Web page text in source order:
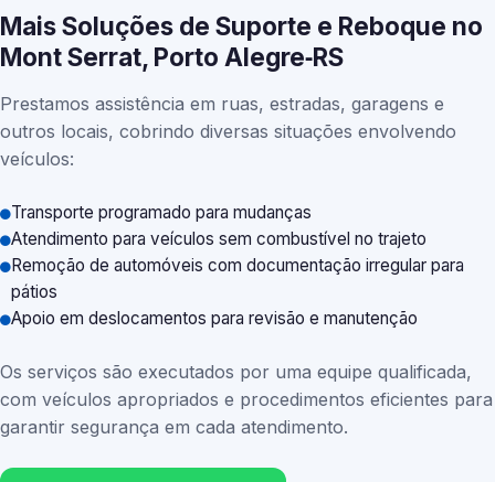
Mais Soluções de Suporte e Reboque no
Mont Serrat, Porto Alegre‑RS
Prestamos assistência em ruas, estradas, garagens e
outros locais, cobrindo diversas situações envolvendo
veículos:
Transporte programado para mudanças
Atendimento para veículos sem combustível no trajeto
Remoção de automóveis com documentação irregular para
pátios
Apoio em deslocamentos para revisão e manutenção
Os serviços são executados por uma equipe qualificada,
com veículos apropriados e procedimentos eficientes para
garantir segurança em cada atendimento.